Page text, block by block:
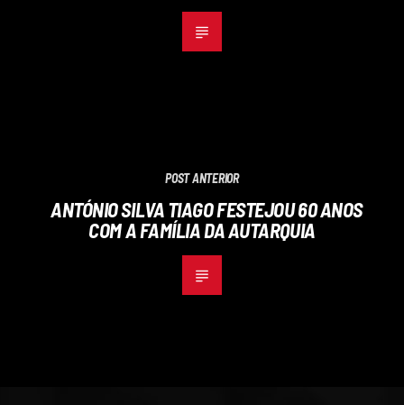
POST ANTERIOR
ANTÓNIO SILVA TIAGO FESTEJOU 60 ANOS
COM A FAMÍLIA DA AUTARQUIA